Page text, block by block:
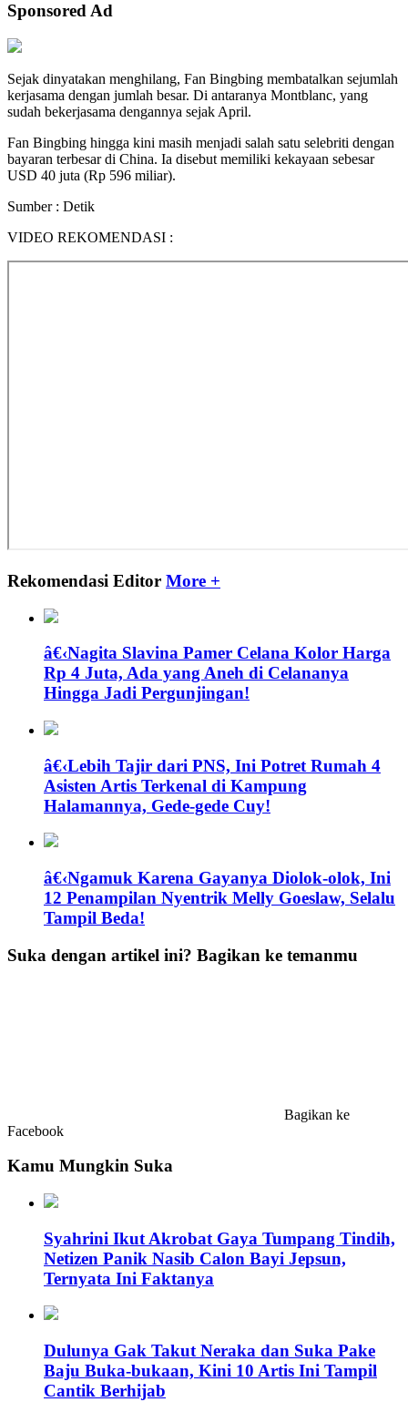
Sponsored Ad
Sejak dinyatakan menghilang, Fan Bingbing membatalkan sejumlah
kerjasama dengan jumlah besar. Di antaranya Montblanc, yang
sudah bekerjasama dengannya sejak April.
Fan Bingbing hingga kini masih menjadi salah satu selebriti dengan
bayaran terbesar di China. Ia disebut memiliki kekayaan sebesar
USD 40 juta (Rp 596 miliar).
Sumber : Detik
VIDEO REKOMENDASI :
Rekomendasi Editor More +
â€‹Nagita Slavina Pamer Celana Kolor Harga
Rp 4 Juta, Ada yang Aneh di Celananya
Hingga Jadi Pergunjingan!
â€‹Lebih Tajir dari PNS, Ini Potret Rumah 4
Asisten Artis Terkenal di Kampung
Halamannya, Gede-gede Cuy!
â€‹Ngamuk Karena Gayanya Diolok-olok, Ini
12 Penampilan Nyentrik Melly Goeslaw, Selalu
Tampil Beda!
Suka dengan artikel ini? Bagikan ke temanmu
Bagikan ke
Facebook
Kamu Mungkin Suka
Syahrini Ikut Akrobat Gaya Tumpang Tindih,
Netizen Panik Nasib Calon Bayi Jepsun,
Ternyata Ini Faktanya
Dulunya Gak Takut Neraka dan Suka Pake
Baju Buka-bukaan, Kini 10 Artis Ini Tampil
Cantik Berhijab